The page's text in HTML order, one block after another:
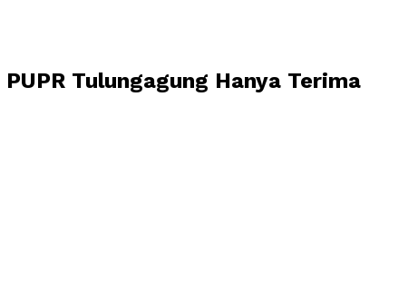
Tulungagung Hanya Terima